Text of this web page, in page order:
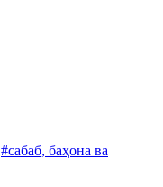
#сабаб, баҳона ва